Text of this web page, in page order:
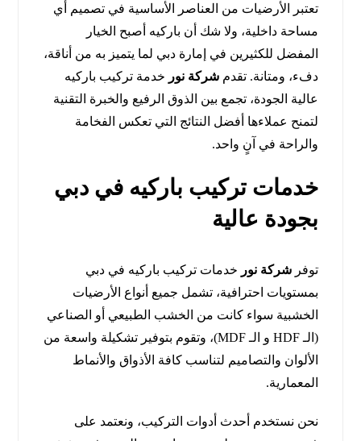
تعتبر الأرضيات من العناصر الأساسية في تصميم أي
مساحة داخلية، ولا شك أن باركيه أصبح الخيار
المفضل للكثيرين في إمارة دبي لما يتميز به من أناقة،
دفء، ومتانة. تقدمشركة نور خدمة تركيب باركيه
عالية الجودة، تجمع بين الذوق الرفيع والخبرة التقنية
لتمنح عملاءها أفضل النتائج التي تعكس الفخامة
والراحة في آنٍ واحد.
خدمات تركيب باركيه في دبي
بجودة عالية
توفرشركة نور خدمات تركيب باركيه في دبي
بمستويات احترافية، تشمل جميع أنواع الأرضيات
الخشبية سواء كانت من الخشب الطبيعي أو الصناعي
(الـ HDF و الـ MDF)، وتقوم بتوفير تشكيلة واسعة من
الألوان والتصاميم لتناسب كافة الأذواق والأنماط
المعمارية.
نحن نستخدم أحدث أدوات التركيب، ونعتمد على